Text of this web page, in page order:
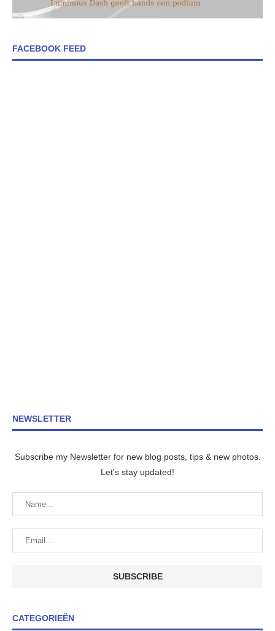
FACEBOOK FEED
NEWSLETTER
Subscribe my Newsletter for new blog posts, tips & new photos.
Let's stay updated!
CATEGORIEËN